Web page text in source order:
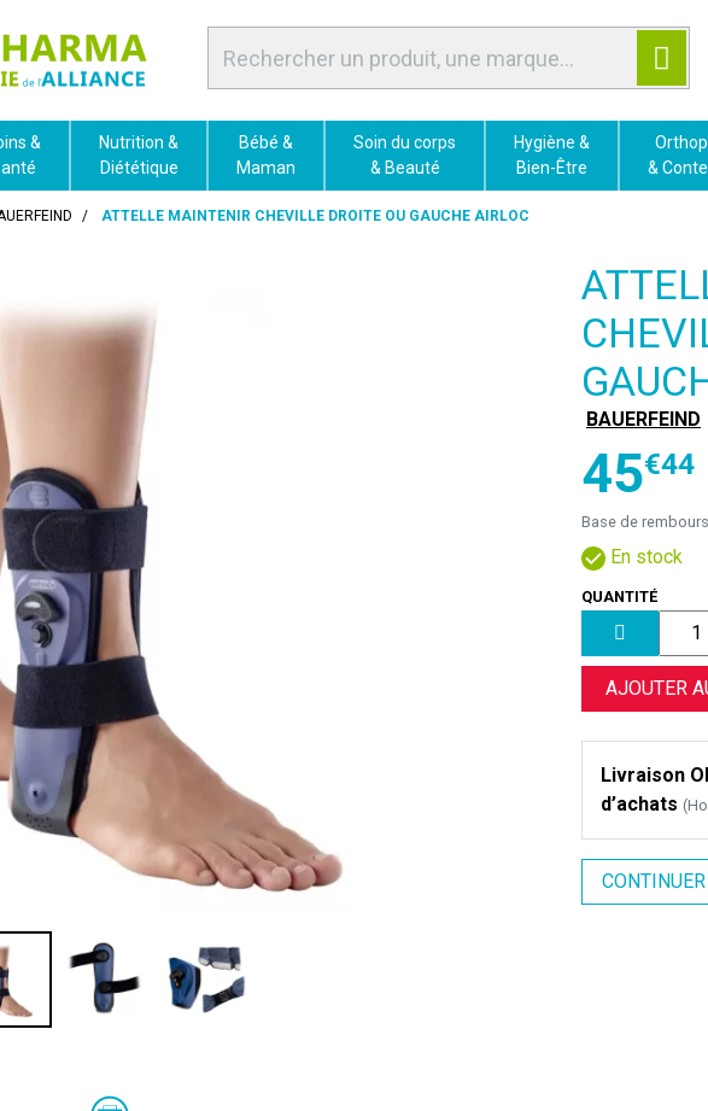
&
Nutrition &
Diététique
Bébé &
Maman
Soin du corps
& Beauté
Hygiène &
Bien-Être
&
ATTELLE MAINTENIR CHEVILLE DROITE OU GAUCHE AIRLOC
BAUERFEIND
45€44
Base de
En stock
QUANTITÉ
AJOUTER
Livraison
d’achats